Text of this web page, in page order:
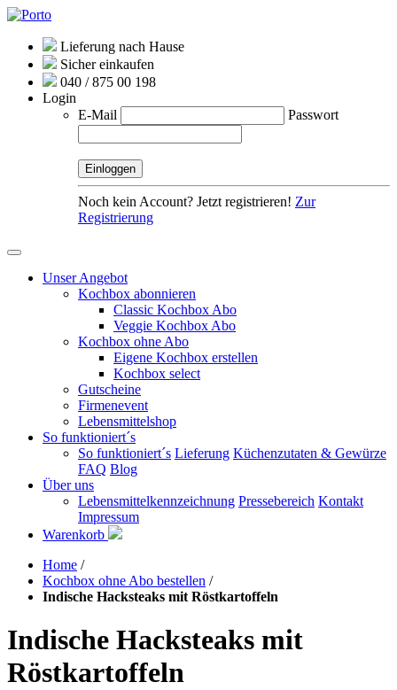
Lieferung nach Hause
Sicher einkaufen
040 / 875 00 198
Login
E-Mail
Passwort
Noch kein Account? Jetzt registrieren! Zur
Registrierung
Unser Angebot
Kochbox abonnieren
Classic Kochbox Abo
Veggie Kochbox Abo
Kochbox ohne Abo
Eigene Kochbox erstellen
Kochbox select
Gutscheine
Firmenevent
Lebensmittelshop
So funktioniert´s
So funktioniert´s Lieferung Küchenzutaten & Gewürze
FAQ Blog
Über uns
Lebensmittelkennzeichnung Pressebereich Kontakt
Impressum
Warenkorb
Home /
Kochbox ohne Abo bestellen /
Indische Hacksteaks mit Röstkartoffeln
Indische Hacksteaks mit
Röstkartoffeln